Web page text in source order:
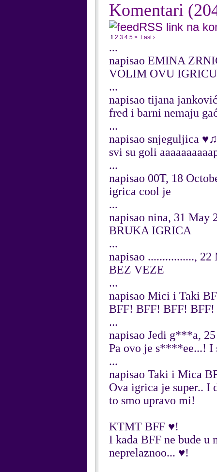
Komentari
RSS link na
1 2 3 4 5 > Last ›
...
napisao EMINA
VOLIM OVU
...
napisao tijana
fred i barni nemaju
...
napisao snjeguljica
svi su goli
...
napisao 00T, 18
igrica cool je
...
napisao nina, 31 May
BRUKA IGRICA
...
napisao ................, 22
BEZ VEZE
...
napisao Mici i Taki
BFF! BFF! BFF! BFF!
...
napisao Jedi g***a,
Pa ovo je s****ee...! I
...
napisao Taki i Mica
Ova igrica je super.. I
to smo upravo mi!
KTMT BFF ♥!
I kada BFF ne bude u
neprelaznoo... ♥!